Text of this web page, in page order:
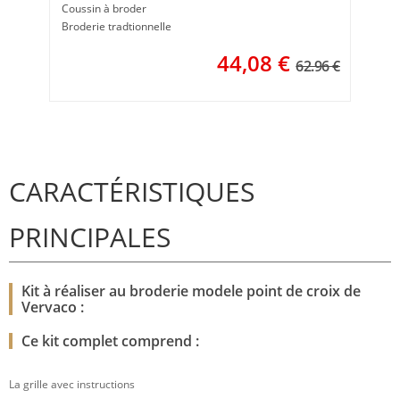
Coussin à broder
Broderie tradtionnelle
44,08 € 62.96 €
CARACTÉRISTIQUES
PRINCIPALES
Kit à réaliser au broderie modele point de croix de
Vervaco :
Ce kit complet comprend :
La grille avec instructions